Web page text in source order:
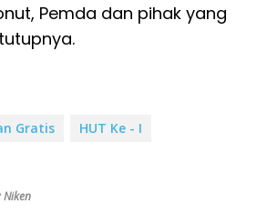
Pemda dan pihak yang
Gratis
HUT Ke - I
Niken